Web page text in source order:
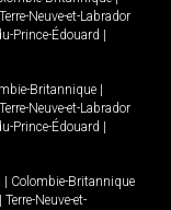
Terre-Neuve-et-Labrador
Prince-Édouard
Britannique
Terre-Neuve-et-Labrador
Prince-Édouard
Colombie-Britannique
Terre-Neuve-et-